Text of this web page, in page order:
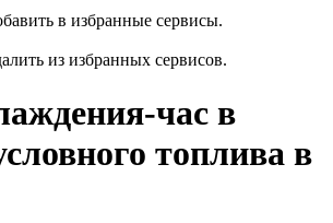
в избранные сервисы.
из избранных сервисов.
час в
топлива в